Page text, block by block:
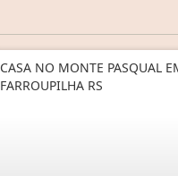
CASA NO MONTE PASQUAL
FARROUPILHA RS